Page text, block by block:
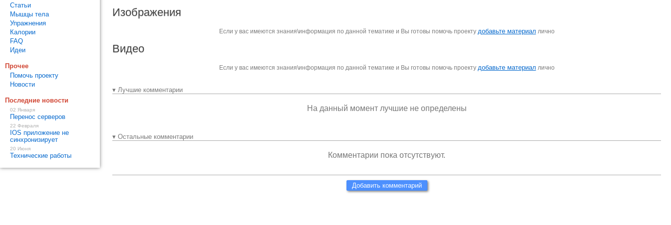
Изображения
Если у вас имеются знания\информация по данной тематике и Вы готовы помочь проекту добавьте материал лично
Видео
Если у вас имеются знания\информация по данной тематике и Вы готовы помочь проекту добавьте материал лично
▾ Лучшие комментарии
На данный момент лучшие не определены
▾ Остальные комментарии
Комментарии пока отсутствуют.
Добавить комментарий
Статьи
Мышцы тела
Упражнения
Калории
FAQ
Идеи
Прочее
Помочь проекту
Новости
Последние новости
02 Января
Перенос серверов
22 Февраля
IOS приложение не
синхронизирует
20 Июня
Технические работы